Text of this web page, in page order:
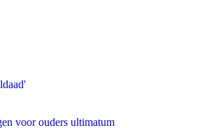
voor ouders ultimatum